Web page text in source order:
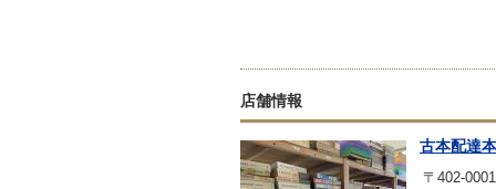
店舗情報
古本配達
〒402-0001